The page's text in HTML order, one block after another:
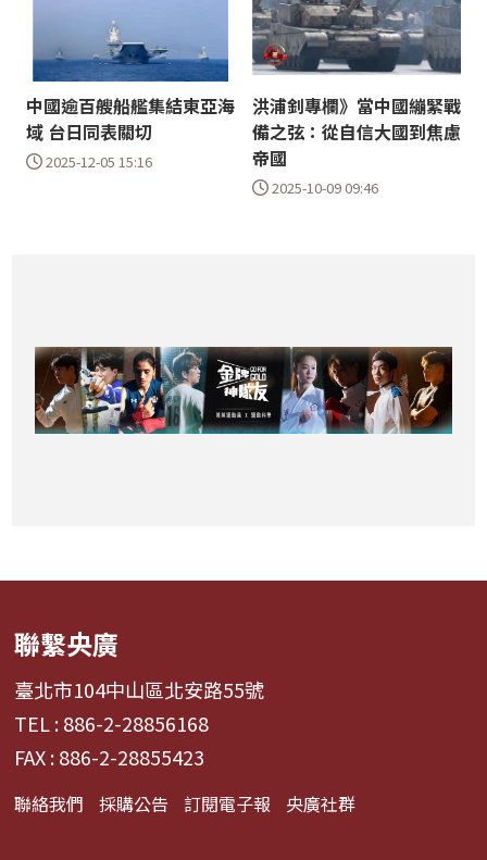
中國逾百艘船艦集結東亞海
域 台日同表關切
2025-12-05 15:16
洪浦釗專欄》當中國繃緊戰
備之弦：從自信大國到焦慮
帝國
2025-10-09 09:46
聯繫央廣
臺北市104中山區北安路55號
TEL : 886-2-28856168
FAX : 886-2-28855423
聯絡我們 採購公告 訂閱電子報 央廣社群